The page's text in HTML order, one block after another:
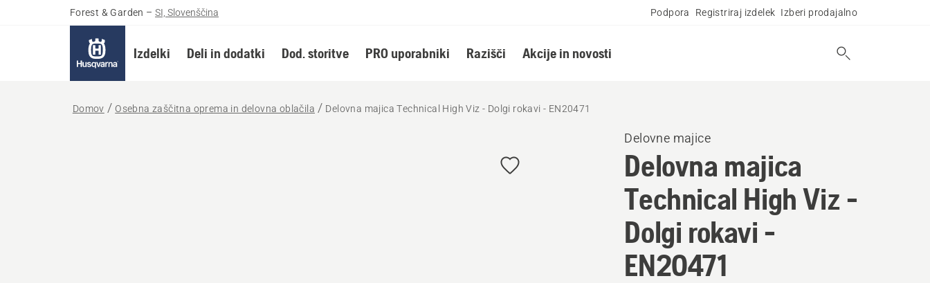
Forest & Garden – SI, Slovenščina Podpora Registriraj izdelek Izberi prodajalno
Izdelki Deli in dodatki Dod. storitve PRO uporabniki Razišči Akcije in novosti
Domov Osebna zaščitna oprema in delovna oblačila Delovna majica Technical High Viz - Dolgi rokavi - EN20471
Delovne majice
Delovna majica
Technical High Viz -
Dolgi rokavi -
EN20471